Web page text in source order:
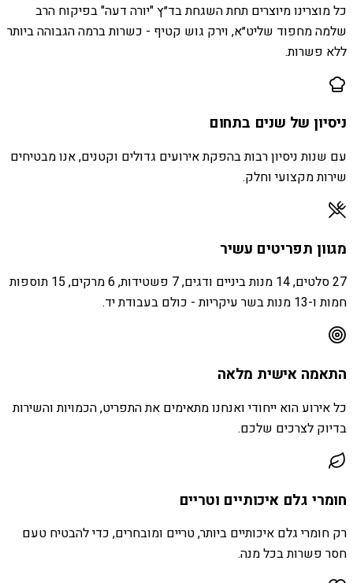
כל מוצרינו מיוצרים תחת השגחת בד״ץ "יורה דעה" בפיקוח הרב
שלמה מחפוד שליט״א, וירק גוש קטיף - כשרות ברמה הגבוהה ביותר
ללא פשרות.
ניסיון של שנים בתחום
עם שנות ניסיון רבות בהפקת אירועים גדולים וקטנים, אנו מבטיחים
שירות מקצועי וחלק.
מגוון תפריטים עשיר
27 סלטים, 14 מנות ביניים ודגים, 7 פשטידות, 6 מרקים, 15 תוספות
חמות ו-13 מנות בשר עיקריות - כולם בעבודת יד.
התאמה אישית מלאה
כל אירוע הוא ייחודי ואנחנו מתאימים את התפריט, הכמויות והשירות
בדיוק לצרכים שלכם.
חומרי גלם איכותיים וטריים
רק חומרי גלם איכותיים ביותר, טריים ומובחרים, כדי להבטיח טעם
חסר פשרות בכל מנה.